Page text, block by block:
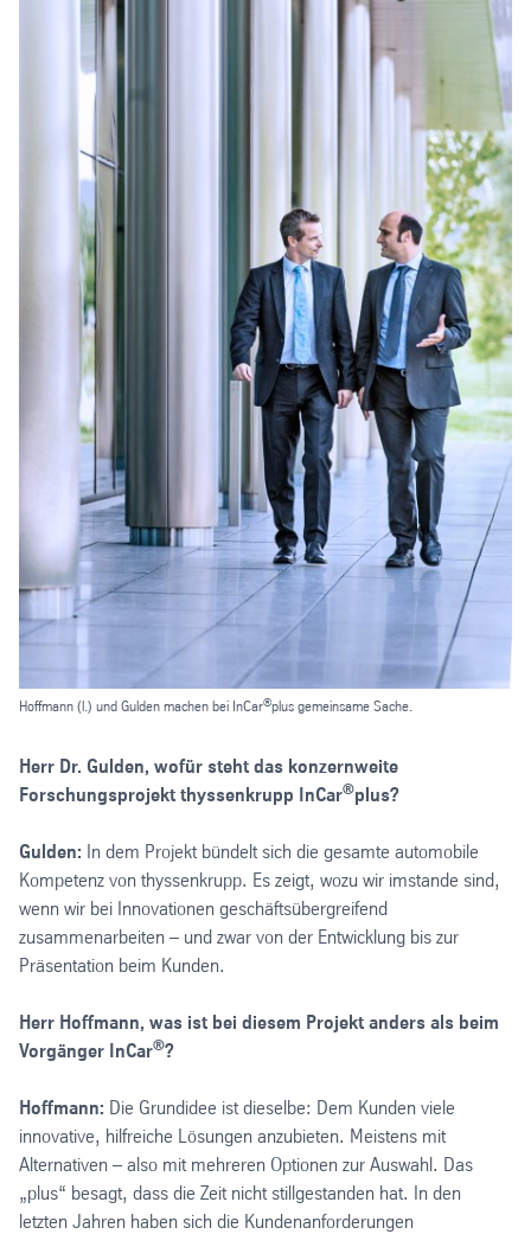
Hoffmann (l.) und Gulden machen bei InCar®plus gemeinsame Sache.
Herr Dr. Gulden, wofür steht das konzernweite
Forschungsprojekt thyssenkrupp InCar®plus?
Gulden: In dem Projekt bündelt sich die gesamte automobile
Kompetenz von thyssenkrupp. Es zeigt, wozu wir imstande sind,
wenn wir bei Innovationen geschäftsübergreifend
zusammenarbeiten – und zwar von der Entwicklung bis zur
Präsentation beim Kunden.
Herr Hoffmann, was ist bei diesem Projekt anders als beim
Vorgänger InCar®?
Hoffmann: Die Grundidee ist dieselbe: Dem Kunden viele
innovative, hilfreiche Lösungen anzubieten. Meistens mit
Alternativen – also mit mehreren Optionen zur Auswahl. Das
„plus“ besagt, dass die Zeit nicht stillgestanden hat. In den
letzten Jahren haben sich die Kundenanforderungen